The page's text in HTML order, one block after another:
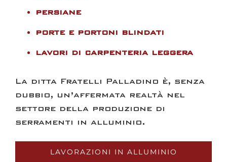
persiane
porte e portoni blindati
lavori di carpenteria leggera
La ditta Fratelli Palladino è, senza
dubbio, un’affermata realtà nel
settore della produzione di
serramenti in alluminio.
LAVORAZIONI IN ALLUMINIO